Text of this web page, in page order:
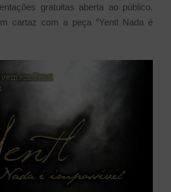
gratuitas aberta ao público.
cartaz com a peça “Yentl Nada é